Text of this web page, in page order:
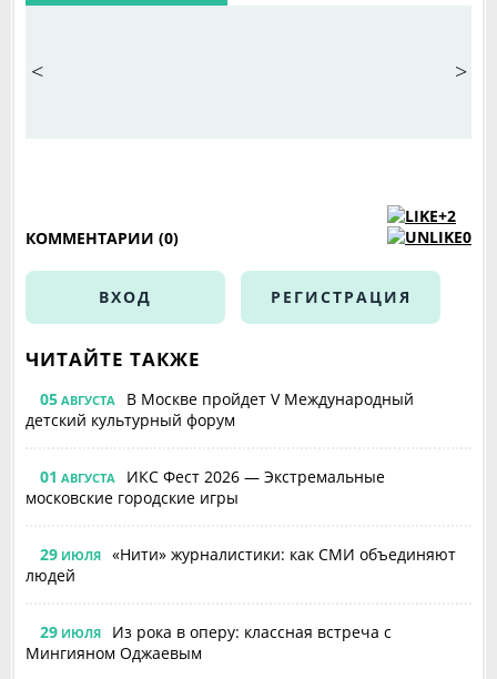
< >
+2
0
КОММЕНТАРИИ (0)
ВХОД РЕГИСТРАЦИЯ
ЧИТАЙТЕ ТАКЖЕ
05 АВГУСТА
В Москве пройдет V Международный
детский культурный форум
01 АВГУСТА
ИКС Фест 2026 — Экстремальные
московские городские игры
29 ИЮЛЯ
«Нити» журналистики: как СМИ объединяют
людей
29 ИЮЛЯ
Из рока в оперу: классная встреча с
Мингияном Оджаевым